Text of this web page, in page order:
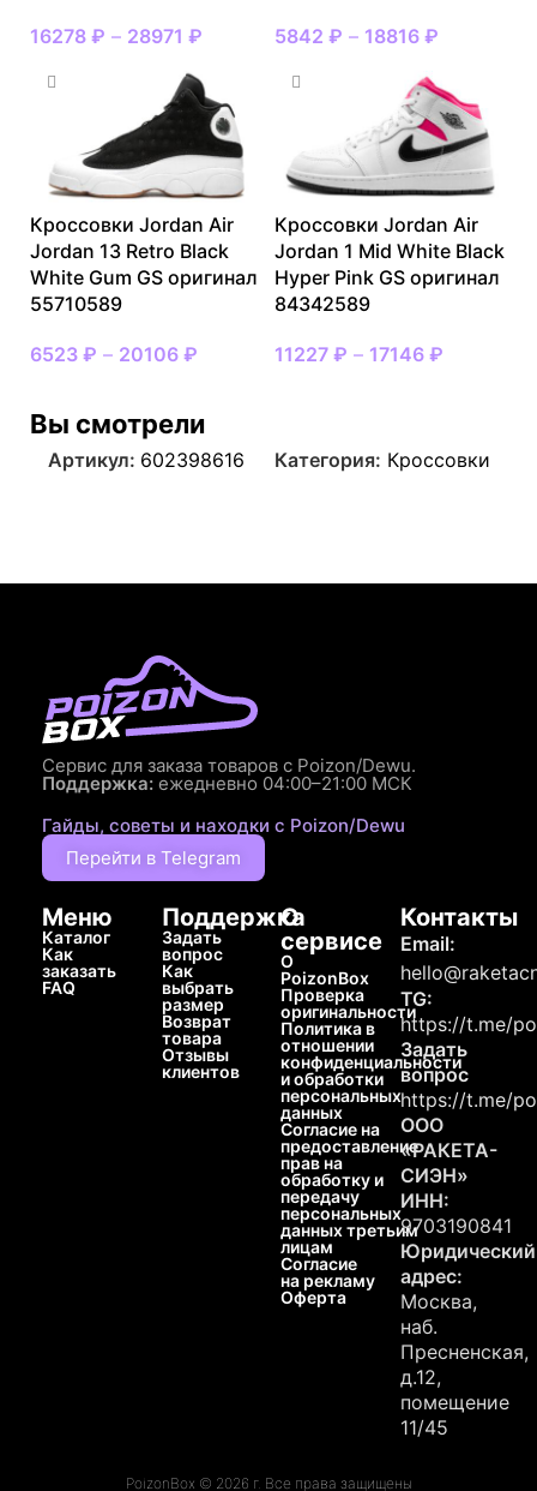
16278 ₽ – 28971 ₽ 5842 ₽ – 18816 ₽
Кроссовки Jordan Air
Jordan 13 Retro Black
White Gum GS оригинал
55710589
6523 ₽ – 20106 ₽
Кроссовки Jordan Air
Jordan 1 Mid White Black
Hyper Pink GS оригинал
84342589
11227 ₽ – 17146 ₽
Вы смотрели
Артикул: 602398616 Категория: Кроссовки
Сервис для заказа товаров с Poizon/Dewu.
Поддержка: ежедневно 04:00–21:00 МСК
Гайды, советы и находки с Poizon/Dewu
Перейти в Telegram
Меню
Каталог
Как
заказать
FAQ
Поддержка
Задать
вопрос
Как
выбрать
размер
Возврат
товара
Отзывы
клиентов
О
сервисе
О
PoizonBox
Проверка
оригинальности
Политика в
отношении
конфиденциальности
и обработки
персональных
данных
Согласие на
предоставление
прав на
обработку и
передачу
персональных
данных третьим
лицам
Согласие
на рекламу
Оферта
Контакты
Email:
TG:
https://t.me/
Задать
вопрос
https://t.me/
ООО
«РАКЕТА-
СИЭН»
ИНН:
9703190841
Юридический
адрес:
Москва,
наб.
Пресненская,
д.12,
помещение
11/45
PoizonBox © 2026 г. Все права защищены